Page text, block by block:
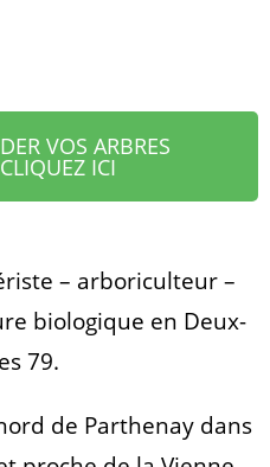
VOS ARBRES
ICI
– arboriculteur –
biologique en Deux-
79.
de Parthenay dans